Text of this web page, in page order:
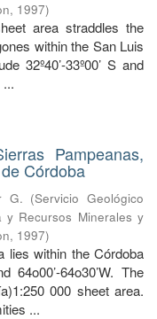
, 1997)
area straddles the
within the San Luis
32º40’-33º00’ S and
...
Pampeanas,
Córdoba
G. (Servicio Geológico
y Recursos Minerales y
, 1997)
lies within the Córdoba
64o00’-64o30’W. The
000 sheet area.
...